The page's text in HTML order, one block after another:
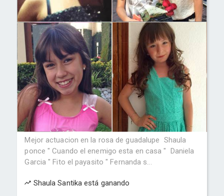
Mejor actuacion en la rosa de guadalupe  Shaula
ponce " Cuando el enemigo esta en casa "  Daniela
Garcia " Fito el payasito " Fernanda s...
Shaula Santika está ganando